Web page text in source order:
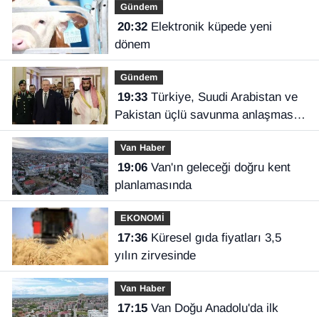
Gündem
20:32Elektronik küpede yeni
dönem
Gündem
19:33Türkiye, Suudi Arabistan ve
Pakistan üçlü savunma anlaşması
imzaladı
Van Haber
19:06Van'ın geleceği doğru kent
planlamasında
EKONOMİ
17:36Küresel gıda fiyatları 3,5
yılın zirvesinde
Van Haber
17:15Van Doğu Anadolu'da ilk